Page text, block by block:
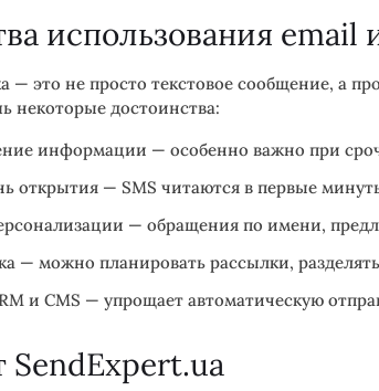
использования email
— это не просто текстовое сообщение, а
некоторые достоинства:
информации — особенно важно при
открытия — SMS читаются в первые
— обращения по имени,
— можно планировать рассылки,
и CMS — упрощает автоматическую
SendExpert.ua